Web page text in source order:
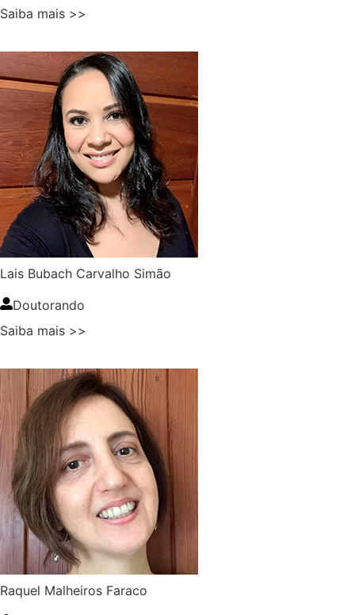
Saiba mais >>
Lais Bubach Carvalho Simão
Doutorando
Saiba mais >>
Raquel Malheiros Faraco